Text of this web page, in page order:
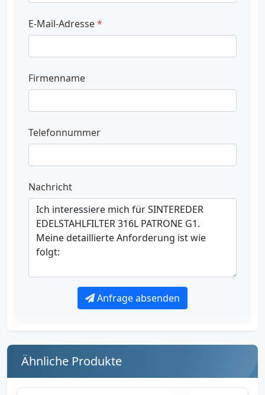
E-Mail-Adresse*
Firmenname
Telefonnummer
Nachricht
Anfrage absenden
Ähnliche Produkte